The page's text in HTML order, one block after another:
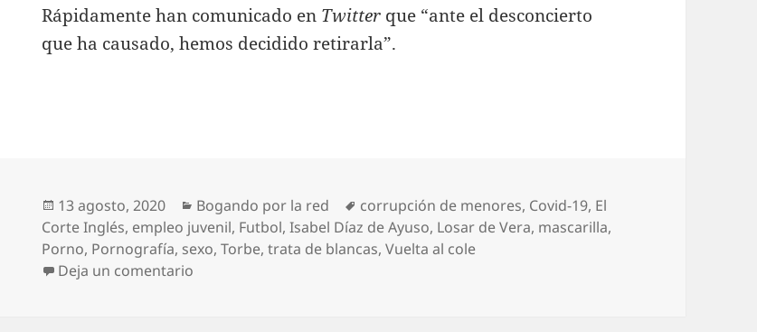
Rápidamente han comunicado en Twitter que “ante el desconcierto
que ha causado, hemos decidido retirarla”.
Publicado
el
13 agosto, 2020 Categorías
Bogando por la red Etiquetas
corrupción de menores, Covid-19, El
Corte Inglés, empleo juvenil, Futbol,Isabel Díaz de Ayuso, Losar de Vera, mascarilla,
Porno, Pornografía, sexo,Torbe,trata de blancas,Vuelta al cole
Deja un comentario